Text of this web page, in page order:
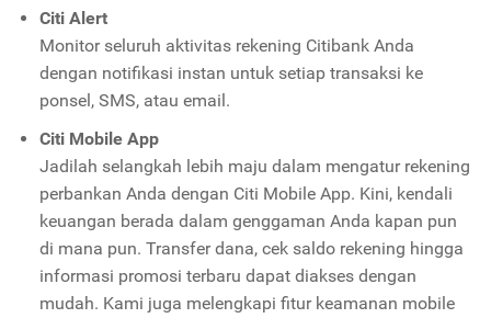
Citi Alert
Monitor seluruh aktivitas rekening Citibank Anda
dengan notifikasi instan untuk setiap transaksi ke
ponsel, SMS, atau email.
Citi Mobile App
Jadilah selangkah lebih maju dalam mengatur rekening
perbankan Anda dengan Citi Mobile App. Kini, kendali
keuangan berada dalam genggaman Anda kapan pun
di mana pun. Transfer dana, cek saldo rekening hingga
informasi promosi terbaru dapat diakses dengan
mudah. Kami juga melengkapi fitur keamanan mobile